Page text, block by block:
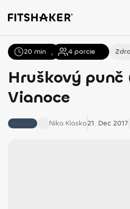
Všetky Recepty
Hruškový punč
Vianoce
Nápoje Nika Klasko21. Dec 2017
20 min 4 porcie